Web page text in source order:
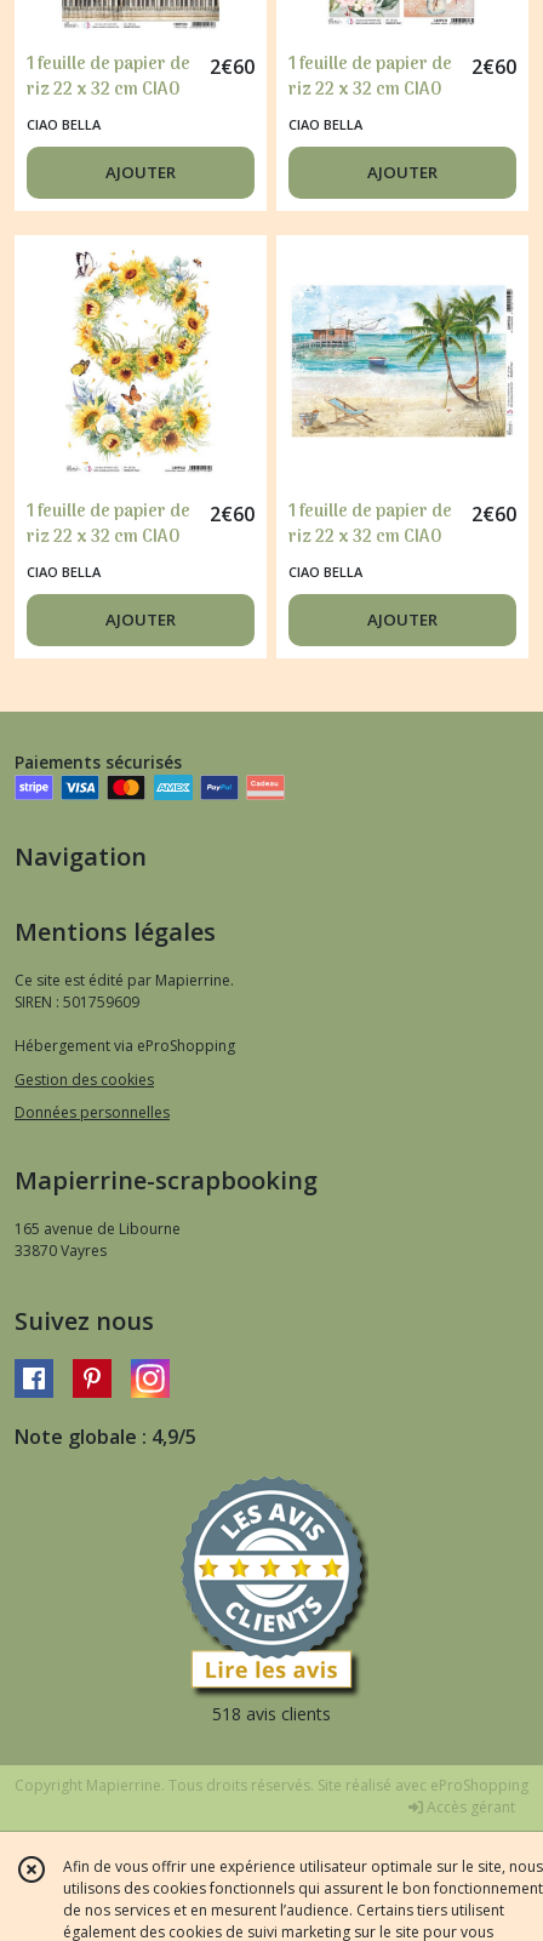
1 feuille de papier de
riz 22 x 32 cm CIAO
BELLA LE SIGNE NOIR
254
2€60
CIAO BELLA
AJOUTER
1 feuille de papier de
riz 22 x 32 cm CIAO
BELLA BLOOMING 319
2€60
CIAO BELLA
AJOUTER
1 feuille de papier de
riz 22 x 32 cm CIAO
BELLA FARMHOUSE
GARDEN 332
2€60
CIAO BELLA
AJOUTER
1 feuille de papier de
riz 22 x 32 cm CIAO
BELLA SUMMER
BREEZE 352
2€60
CIAO BELLA
AJOUTER
Paiements sécurisés
Navigation
Mentions légales
Ce site est édité par Mapierrine.
SIREN : 501759609
Hébergement via eProShopping
Gestion des cookies
Données personnelles
Mapierrine-scrapbooking
165 avenue de Libourne
33870Vayres
Suivez nous
Note globale : 4,9/5
518 avis clients
Copyright Mapierrine. Tous droits réservés. Site réalisé avec eProShopping
Accès gérant
Afin de vous offrir une expérience utilisateur optimale sur le site, nous
utilisons des cookies fonctionnels qui assurent le bon fonctionnement
de nos services et en mesurent l’audience. Certains tiers utilisent
également des cookies de suivi marketing sur le site pour vous